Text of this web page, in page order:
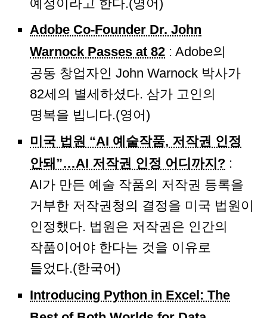
예정이라고 한다.(영어)
Adobe Co-Founder Dr. John
Warnock Passes at 82 : Adobe의
공동 창업자인 John Warnock 박사가
82세의 별세하셨다. 삼가 고인의
명복을 빕니다.(영어)
미국 법원 “AI 예술작품, 저작권 인정
안돼”…AI 저작권 인정 어디까지? :
AI가 만든 예술 작품의 저작권 등록을
거부한 저작권청의 결정을 미국 법원이
인정했다. 법원은 저작권은 인간의
작품이어야 한다는 것을 이유로
들었다.(한국어)
Introducing Python in Excel: The